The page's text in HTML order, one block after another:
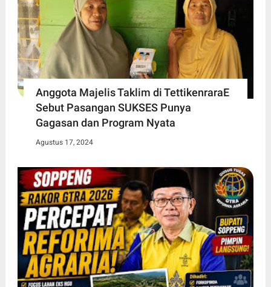
Anggota Majelis Taklim di TettikenraraE
Sebut Pasangan SUKSES Punya
Gagasan dan Program Nyata
Agustus 17, 2024